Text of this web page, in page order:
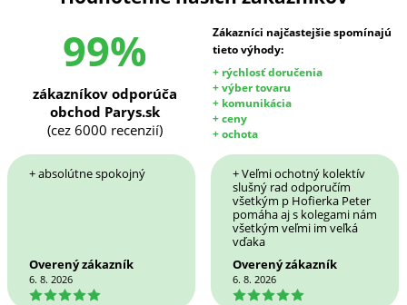
99%
Zákazníci najčastejšie spomínajú
tieto výhody:
+ rýchlosť doručenia
+ výber tovaru
+ komunikácia
+ ceny
+ ochota
zákazníkov odporúča
obchod Parys.sk
(cez 6000 recenzií)
+ absolútne spokojný
Overený zákazník
6. 8. 2026
5
+ Veľmi ochotný kolektív
slušný rad odporučím
všetkým p Hofierka Peter
pomáha aj s kolegami nám
všetkým veľmi im veľká
vďaka
Overený zákazník
6. 8. 2026
5